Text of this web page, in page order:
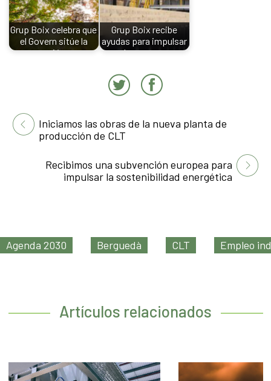
Grup Boix celebra que
el Govern sitúe la
gestión…
Grup Boix recibe
ayudas para impulsar
la nueva…
Iniciamos las obras de la nueva planta de
producción de CLT
Recibimos una subvención europea para
impulsar la sostenibilidad energética
Agenda 2030 Berguedà CLT Empleo
Artículos relacionados